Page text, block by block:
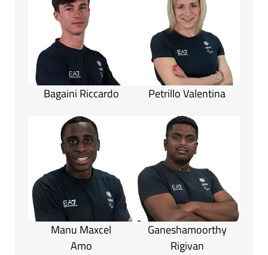
Bagaini Riccardo Petrillo Valentina
Manu Maxcel
Amo
Ganeshamoorthy
Rigivan